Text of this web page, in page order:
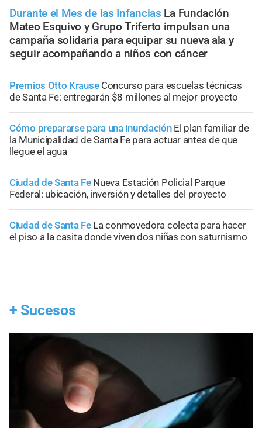
Durante el Mes de las Infancias La Fundación
Mateo Esquivo y Grupo Triferto impulsan una
campaña solidaria para equipar su nueva ala y
seguir acompañando a niños con cáncer
Premios Otto Krause Concurso para escuelas técnicas
de Santa Fe: entregarán $8 millones al mejor proyecto
Cómo prepararse para una inundación El plan familiar de
la Municipalidad de Santa Fe para actuar antes de que
llegue el agua
Ciudad de Santa Fe Nueva Estación Policial Parque
Federal: ubicación, inversión y detalles del proyecto
Ciudad de Santa Fe La conmovedora colecta para hacer
el piso a la casita donde viven dos niñas con saturnismo
+ Sucesos